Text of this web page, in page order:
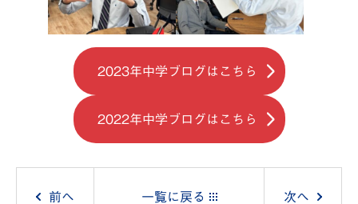
2023年中学ブログはこちら
2022年中学ブログはこちら
前へ 一覧に戻る 次へ